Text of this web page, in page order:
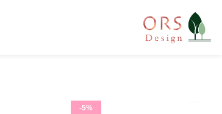
-5%